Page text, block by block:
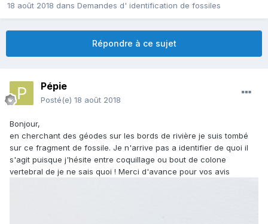
18 août 2018 dans Demandes d' identification de fossiles
Répondre à ce sujet
Pépie
Posté(e) 18 août 2018
Bonjour,
en cherchant des géodes sur les bords de rivière je suis tombé
sur ce fragment de fossile. Je n'arrive pas a identifier de quoi il
s'agit puisque j'hésite entre coquillage ou bout de colone
vertebral de je ne sais quoi ! Merci d'avance pour vos avis